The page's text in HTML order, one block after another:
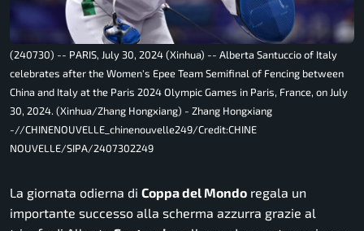
(240730) -- PARIS, July 30, 2024 (Xinhua) -- Alberta Santuccio of Italy
celebrates after the Women's Epee Team Semifinal of Fencing between
China and Italy at the Paris 2024 Olympic Games in Paris, France, on July
30, 2024. (Xinhua/Zhang Hongxiang) - Zhang Hongxiang
-//CHINENOUVELLE_chinenouvelle249/Credit:CHINE
NOUVELLE/SIPA/2407302249
La giornata odierna di Coppa del Mondo regala un
importante successo alla scherma azzurra grazie al